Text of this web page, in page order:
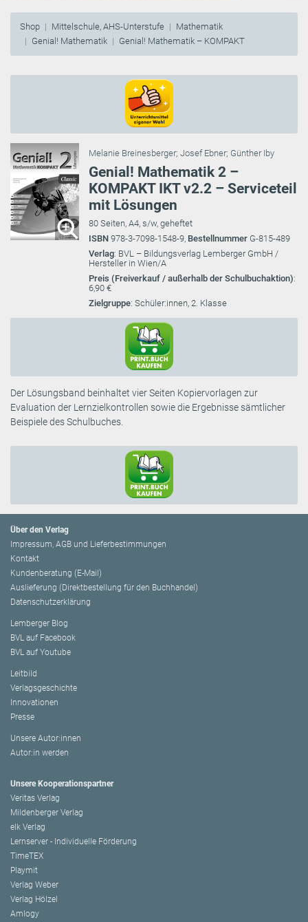
Shop Mittelschule, AHS-Unterstufe
Mathematik
Genial! Mathematik
Genial! Mathematik – KOMPAKT
Melanie Breinesberger; Josef Ebner; Günther Iby
Genial! Mathematik 2 –
KOMPAKT IKT v2.2 – Serviceteil
mit Lösungen
80 Seiten, A4, s/w, geheftet
ISBN 978-3-7098-1548-9, Bestellnummer G-815-489
Verlag: BVL – Bildungsverlag Lemberger GmbH /
Hersteller in Wien/A
Preis (Freiverkauf / außerhalb der Schulbuchaktion):
6,90 €
Zielgruppe: Schüler:innen, 2. Klasse
Der Lösungsband beinhaltet vier Seiten Kopiervorlagen zur
Evaluation der Lernzielkontrollen sowie die Ergebnisse sämtlicher
Beispiele des Schulbuches.
Über den Verlag
Impressum, AGB und Lieferbestimmungen
Kontakt
Kundenberatung (E-Mail)
Auslieferung (Direktbestellung für den Buchhandel)
Datenschutzerklärung
Lemberger Blog
BVL auf Facebook
BVL auf Youtube
Leitbild
Verlagsgeschichte
Innovationen
Presse
Unsere Autor:innen
Autor:in werden
Unsere Kooperationspartner
Veritas Verlag
Mildenberger Verlag
elk Verlag
Lernserver - Individuelle Förderung
TimeTEX
Playmit
Verlag Weber
Verlag Hölzel
Amlogy